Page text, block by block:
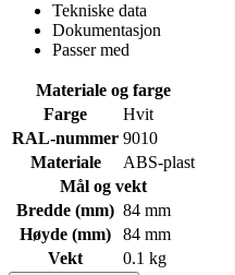
Tekniske data
Dokumentasjon
Passer med
Materiale og farge
Farge
Hvit
RAL-nummer 9010
Materiale
ABS-plast
Mål og vekt
Bredde (mm) 84 mm
Høyde (mm)
84 mm
Vekt
0.1 kg